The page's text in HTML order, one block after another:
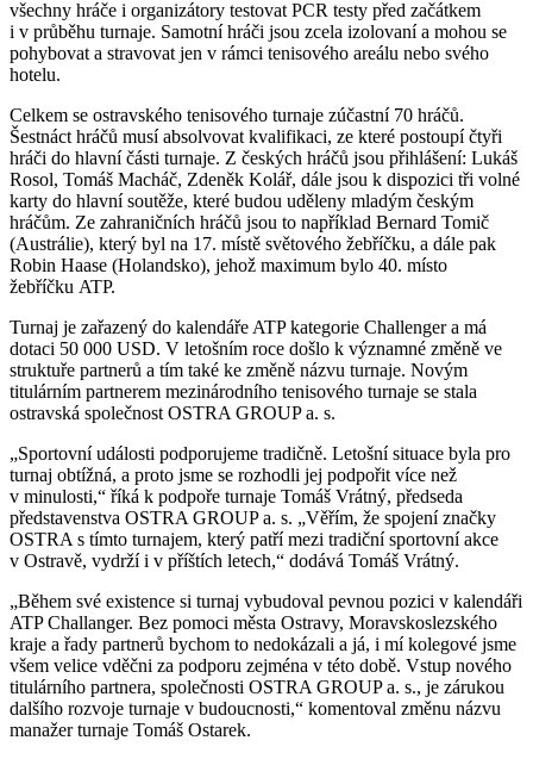
všechny hráče i organizátory testovat PCR testy před začátkem
i v průběhu turnaje. Samotní hráči jsou zcela izolovaní a mohou se
pohybovat a stravovat jen v rámci tenisového areálu nebo svého
hotelu.
Celkem se ostravského tenisového turnaje zúčastní 70 hráčů.
Šestnáct hráčů musí absolvovat kvalifikaci, ze které postoupí čtyři
hráči do hlavní části turnaje. Z českých hráčů jsou přihlášení: Lukáš
Rosol, Tomáš Macháč, Zdeněk Kolář, dále jsou k dispozici tři volné
karty do hlavní soutěže, které budou uděleny mladým českým
hráčům. Ze zahraničních hráčů jsou to například Bernard Tomič
(Austrálie), který byl na 17. místě světového žebříčku, a dále pak
Robin Haase (Holandsko), jehož maximum bylo 40. místo
žebříčku ATP.
Turnaj je zařazený do kalendáře ATP kategorie Challenger a má
dotaci 50 000 USD. V letošním roce došlo k významné změně ve
struktuře partnerů a tím také ke změně názvu turnaje. Novým
titulárním partnerem mezinárodního tenisového turnaje se stala
ostravská společnost OSTRA GROUP a. s.
„Sportovní události podporujeme tradičně. Letošní situace byla pro
turnaj obtížná, a proto jsme se rozhodli jej podpořit více než
v minulosti,“ říká k podpoře turnaje Tomáš Vrátný, předseda
představenstva OSTRA GROUP a. s. „Věřím, že spojení značky
OSTRA s tímto turnajem, který patří mezi tradiční sportovní akce
v Ostravě, vydrží i v příštích letech,“ dodává Tomáš Vrátný.
„Během své existence si turnaj vybudoval pevnou pozici v kalendáři
ATP Challanger. Bez pomoci města Ostravy, Moravskoslezského
kraje a řady partnerů bychom to nedokázali a já, i mí kolegové jsme
všem velice vděčni za podporu zejména v této době. Vstup nového
titulárního partnera, společnosti OSTRA GROUP a. s., je zárukou
dalšího rozvoje turnaje v budoucnosti,“ komentoval změnu názvu
manažer turnaje Tomáš Ostarek.